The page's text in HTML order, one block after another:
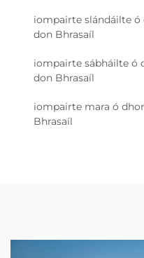
iompairte slándáilte ó
don Bhrasaíl
iompairte sábháilte ó
don Bhrasaíl
iompairte mara ó
Bhrasaíl